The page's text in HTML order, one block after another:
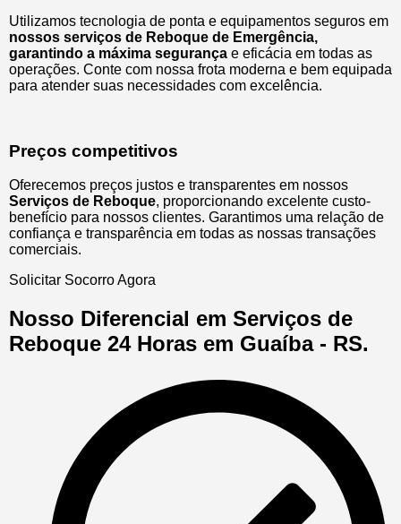
Utilizamos tecnologia de ponta e equipamentos seguros em
nossos serviços de Reboque de Emergência,
garantindo a máxima segurança e eficácia em todas as
operações. Conte com nossa frota moderna e bem equipada
para atender suas necessidades com excelência.
Preços competitivos
Oferecemos preços justos e transparentes em nossos
Serviços de Reboque, proporcionando excelente custo-
benefício para nossos clientes. Garantimos uma relação de
confiança e transparência em todas as nossas transações
comerciais.
Solicitar Socorro Agora
Nosso Diferencial em Serviços de
Reboque 24 Horas em Guaíba - RS.